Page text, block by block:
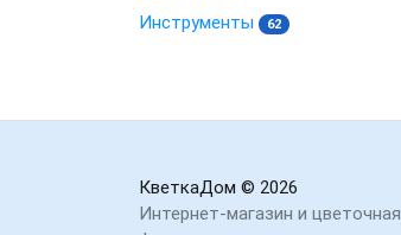
Инструменты
62
КветкаДом © 2026
Интернет-магазин и цветочная